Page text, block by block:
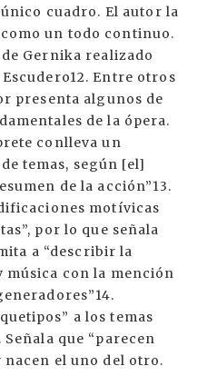
cuadro. El autor la
un todo continuo.
Gernika realizado
Entre otros
presenta algunos de
de la ópera.
conlleva un
temas, según [el]
de la acción”13.
motívicas
por lo que señala
a “describir la
con la mención
a los temas
que “parecen
el uno del otro.